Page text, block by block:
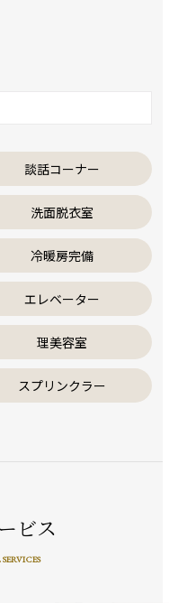
談話コーナー
洗面脱衣室
冷暖房完備
エレベーター
理美容室
スプリンクラー
ビス